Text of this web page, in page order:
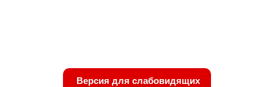
Версия для слабовидящих